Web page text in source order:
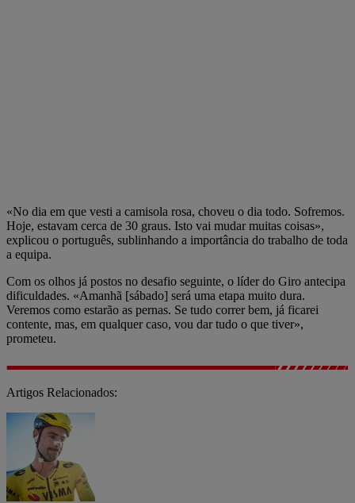
«No dia em que vesti a camisola rosa, choveu o dia todo. Sofremos.
Hoje, estavam cerca de 30 graus. Isto vai mudar muitas coisas»,
explicou o português, sublinhando a importância do trabalho de toda
a equipa.
Com os olhos já postos no desafio seguinte, o líder do Giro antecipa
dificuldades. «Amanhã [sábado] será uma etapa muito dura.
Veremos como estarão as pernas. Se tudo correr bem, já ficarei
contente, mas, em qualquer caso, vou dar tudo o que tiver»,
prometeu.
Artigos Relacionados: